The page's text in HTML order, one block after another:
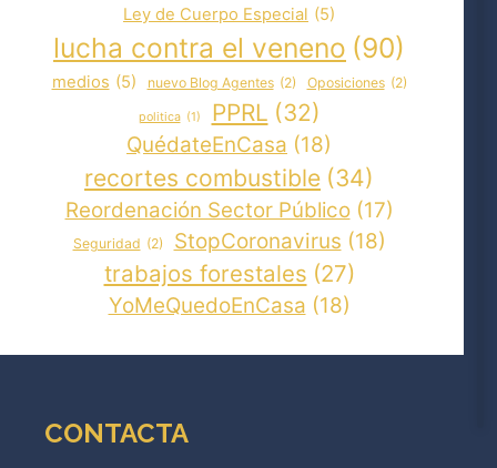
Ley de Cuerpo Especial (5)
lucha contra el veneno (90)
medios (5) nuevo Blog Agentes (2) Oposiciones (2)
politica (1) PPRL (32)
QuédateEnCasa (18)
recortes combustible (34)
Reordenación Sector Público (17)
Seguridad (2) StopCoronavirus (18)
trabajos forestales (27)
YoMeQuedoEnCasa (18)
CONTACTA